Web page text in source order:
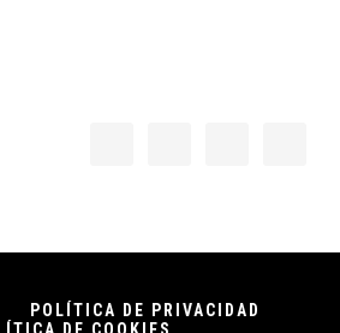
POLÍTICA DE PRIVACIDAD